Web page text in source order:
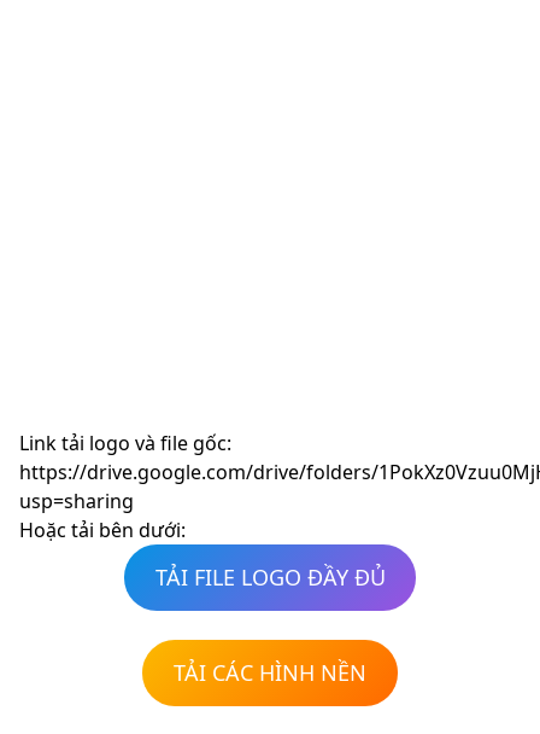
Link tải logo và file gốc:
https://drive.google.com/drive/folders/
usp=sharing
Hoặc tải bên dưới:
TẢI FILE LOGO ĐẦY ĐỦ
TẢI CÁC HÌNH NỀN